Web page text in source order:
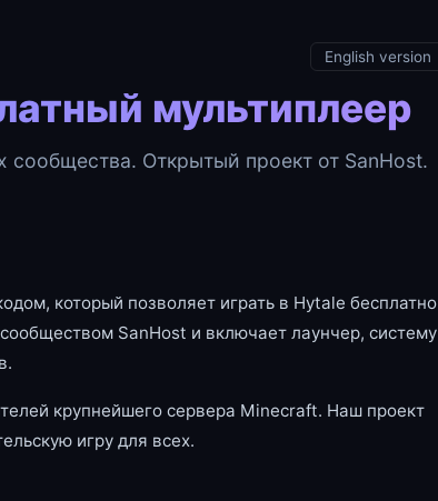
English version
мультиплеер
сообщества. Открытый проект от SanHost.
который позволяет играть в Hytale бесплатно
SanHost и включает лаунчер, систему
крупнейшего сервера Minecraft. Наш проект
игру для всех.